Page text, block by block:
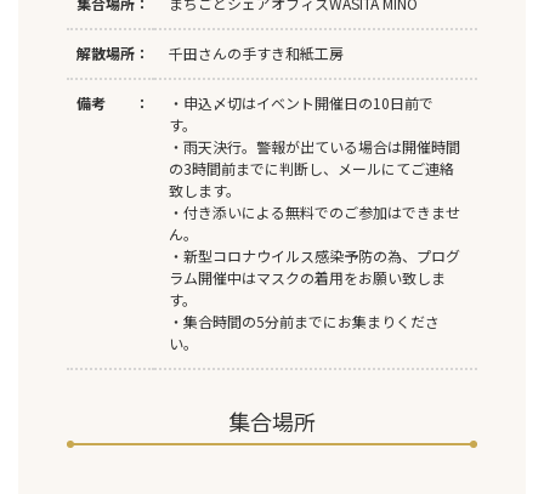
集合場所
解散場所： 千田さんの手すき和紙工房
備考 ：
・申込〆切はイベント開催日の10日前で
す。
・雨天決行。警報が出ている場合は開催時間
の3時間前までに判断し、メールにてご連絡
致します。
・付き添いによる無料でのご参加はできませ
ん。
・新型コロナウイルス感染予防の為、プログ
ラム開催中はマスクの着用をお願い致しま
す。
・集合時間の5分前までにお集まりくださ
い。